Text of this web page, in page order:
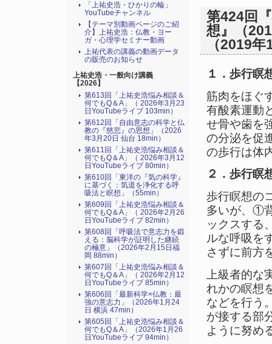
第424回
想』（
（2019
１．歩行瞑
筋肉をほぐ
有酸素運動
せ骨や歯を
の分泌を促
の歩行は体
２．歩行瞑
歩行瞑想の
多いが、①
ックスする
ルな呼吸を
さずに前方
上級者的
れかの瞑想
などを行う
が接する部
ように努め
「上祐史浩・ひかりの輪」
YouTubeチャンネル
【テーマ別動画ページのご紹
介】上祐史浩：仏教・ヨー
ガ・心理学セミナー動画
上祐代表の講義の動画データ
の販売のお知らせ
上祐史浩・一般向け講義
【2026】
第613回「上祐史浩悩み相談＆
何でもQ＆A」（ 2026年3月23
日YouTubeライブ 103min）
第612回「自由意志の科学と仏
教の『慈悲』の思想」（2026
年3月20日 仙台 18min）
第611回「上祐史浩悩み相談＆
何でもQ＆A」（ 2026年3月12
日YouTubeライブ 80min）
第610回「東洋の『気の科学』
に基づく：気道を浄化する呼
吸法と瞑想」（55min）
第609回「上祐史浩悩み相談＆
何でもQ＆A」（ 2026年2月26
日YouTubeライブ 82min）
第608回「呼吸法で意志力を鍛
える：脳科学が証明した継続
の極意」（2026年2月15日福
岡 88min）
第607回「上祐史浩悩み相談＆
何でもQ＆A」（ 2026年2月12
日YouTubeライブ 85min）
第606回「最新科学×仏教：最
強の意志力」（2026年1月24
日 横浜 47min）
第605回「上祐史浩悩み相談＆
何でもQ＆A」（2026年1月26
日YouTubeライブ 94min）